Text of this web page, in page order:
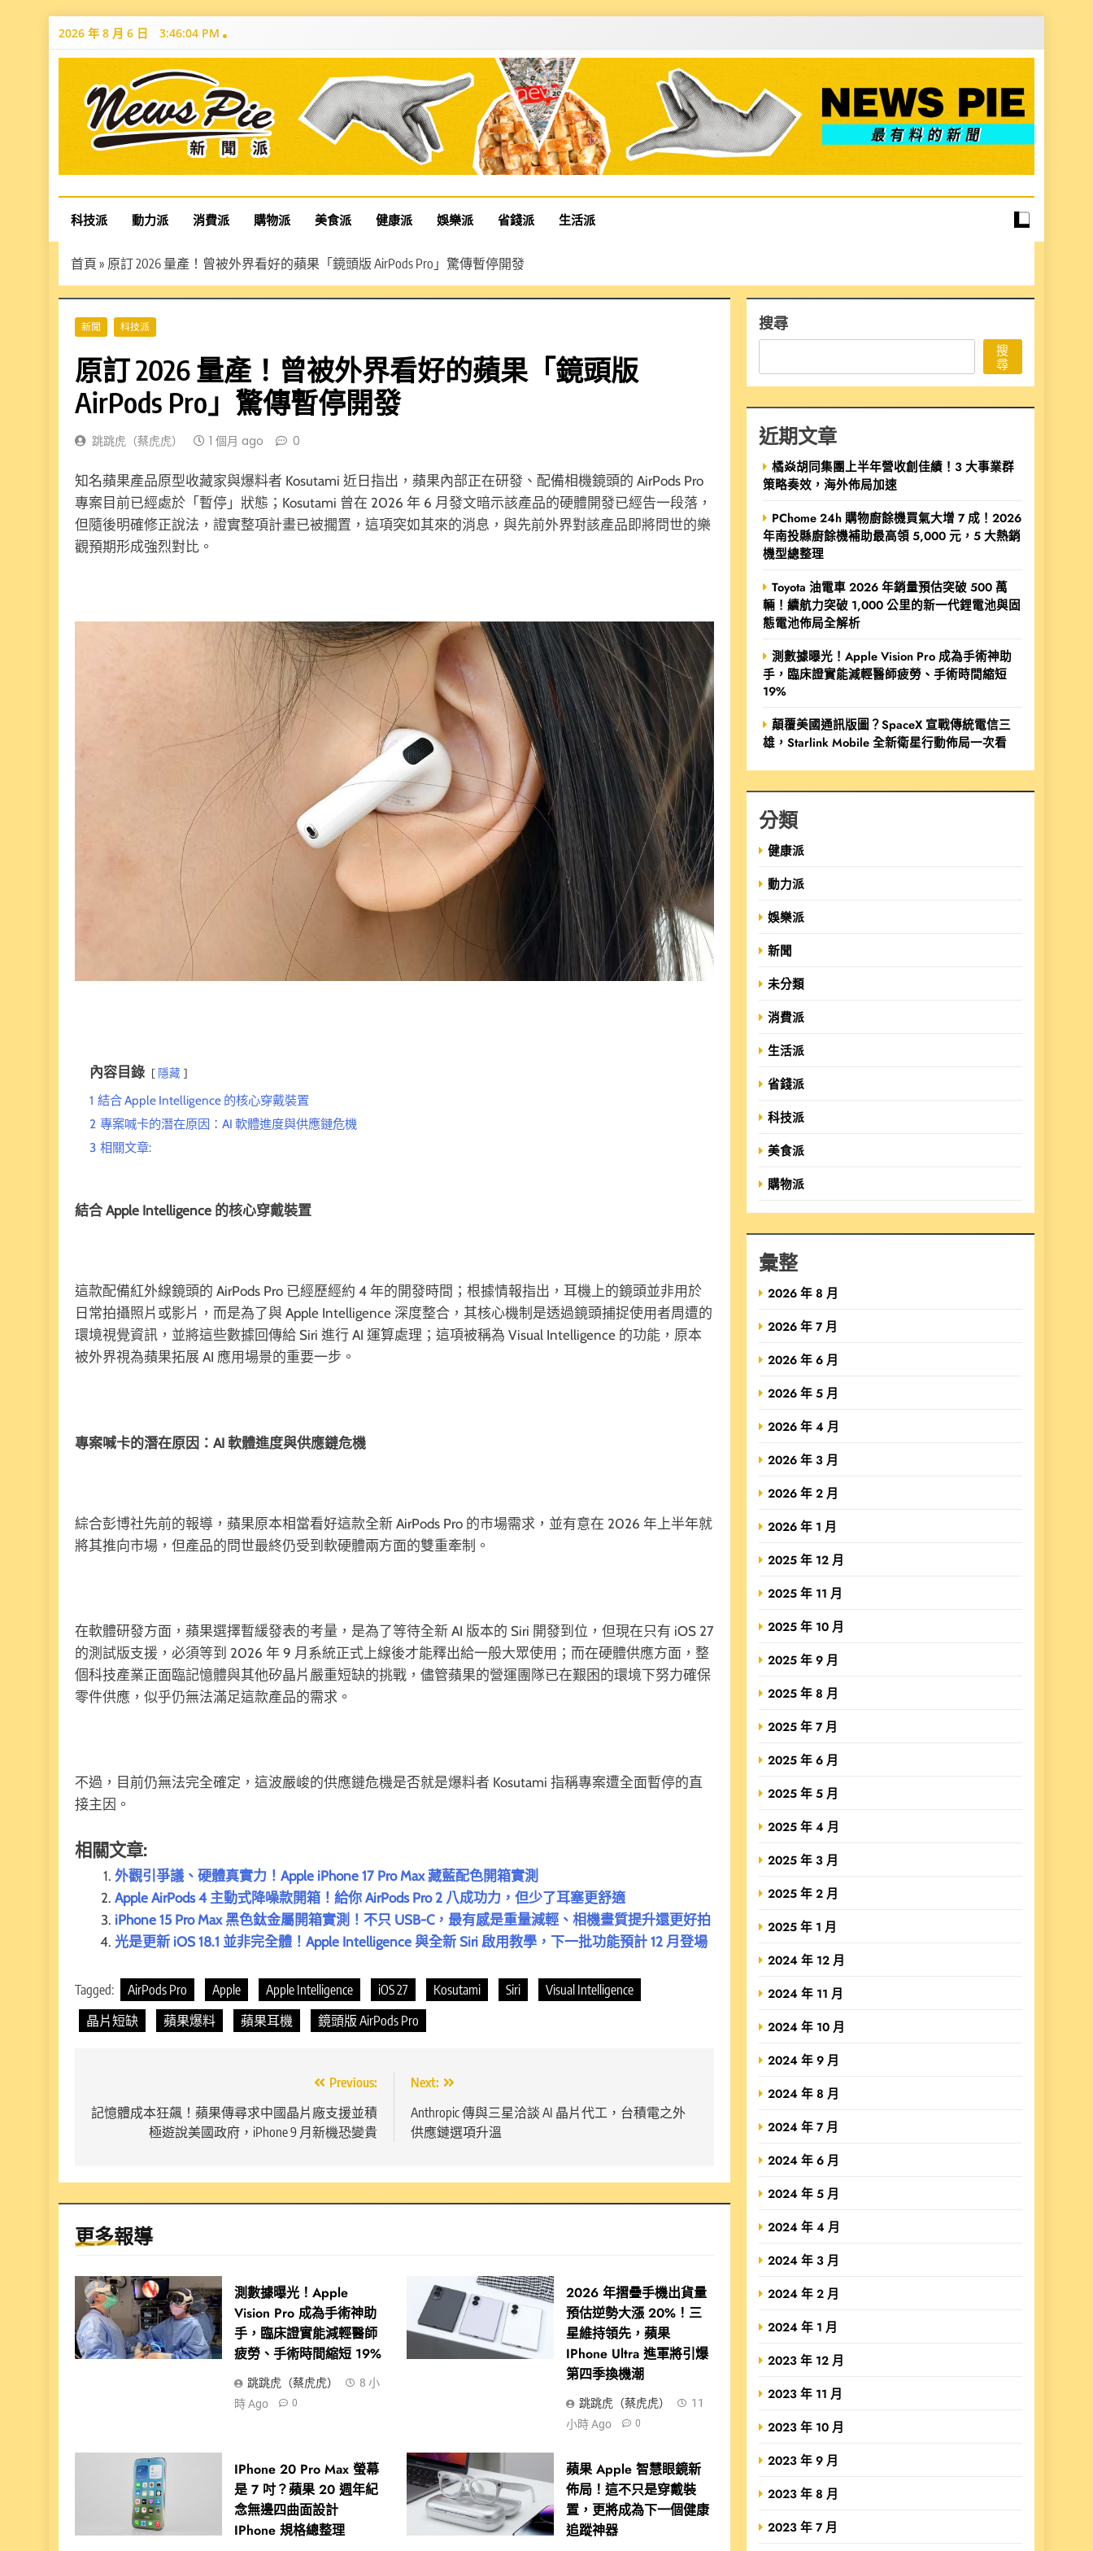
Skip
2026 年 8 月 6 日 3:46:05 PM
News Pie
最有料的新聞
科技派 動力派 消費派 購物派 美食派 健康派 娛樂派 省錢派 生活派
首頁 » 原訂 2026 量產！曾被外界看好的蘋果「鏡頭版 AirPods Pro」驚傳暫停開發
新聞 科技派
原訂 2026 量產！曾被外界看好的蘋果「鏡頭版
AirPods Pro」驚傳暫停開發
跳跳虎（蔡虎虎） 1 個月 ago 0
知名蘋果產品原型收藏家與爆料者 Kosutami 近日指出，蘋果內部正在研發、配備相機鏡頭的 AirPods Pro
專案目前已經處於「暫停」狀態；Kosutami 曾在 2026 年 6 月發文暗示該產品的硬體開發已經告一段落，
但隨後明確修正說法，證實整項計畫已被擱置，這項突如其來的消息，與先前外界對該產品即將問世的樂
觀預期形成強烈對比。
內容目錄 隱藏
1 結合 Apple Intelligence 的核心穿戴裝置
2 專案喊卡的潛在原因：AI 軟體進度與供應鏈危機
3 相關文章:
結合 Apple Intelligence 的核心穿戴裝置
這款配備紅外線鏡頭的 AirPods Pro 已經歷經約 4 年的開發時間；根據情報指出，耳機上的鏡頭並非用於
日常拍攝照片或影片，而是為了與 Apple Intelligence 深度整合，其核心機制是透過鏡頭捕捉使用者周遭的
環境視覺資訊，並將這些數據回傳給 Siri 進行 AI 運算處理；這項被稱為 Visual Intelligence 的功能，原本
被外界視為蘋果拓展 AI 應用場景的重要一步。
專案喊卡的潛在原因：AI 軟體進度與供應鏈危機
綜合彭博社先前的報導，蘋果原本相當看好這款全新 AirPods Pro 的市場需求，並有意在 2026 年上半年就
將其推向市場，但產品的問世最終仍受到軟硬體兩方面的雙重牽制。
在軟體研發方面，蘋果選擇暫緩發表的考量，是為了等待全新 AI 版本的 Siri 開發到位，但現在只有 iOS 27
的測試版支援，必須等到 2026 年 9 月系統正式上線後才能釋出給一般大眾使用；而在硬體供應方面，整
個科技產業正面臨記憶體與其他矽晶片嚴重短缺的挑戰，儘管蘋果的營運團隊已在艱困的環境下努力確保
零件供應，似乎仍無法滿足這款產品的需求。
不過，目前仍無法完全確定，這波嚴峻的供應鏈危機是否就是爆料者 Kosutami 指稱專案遭全面暫停的直
接主因。
相關文章:
外觀引爭議、硬體真實力！Apple iPhone 17 Pro Max 藏藍配色開箱實測
Apple AirPods 4 主動式降噪款開箱！給你 AirPods Pro 2 八成功力，但少了耳塞更舒適
iPhone 15 Pro Max 黑色鈦金屬開箱實測！不只 USB-C，最有感是重量減輕、相機畫質提升還更好拍
光是更新 iOS 18.1 並非完全體！Apple Intelligence 與全新 Siri 啟用教學，下一批功能預計 12 月登場
Tagged: AirPods Pro Apple Apple Intelligence iOS 27 Kosutami Siri
Visual Intelligence
晶片短缺
蘋果爆料 蘋果耳機 鏡頭版 AirPods Pro
章
Previous:
記憶體成本狂飆！蘋果傳尋求中國晶片廠支援並積
極遊說美國政府，iPhone 9 月新機恐變貴
Next:
Anthropic 傳與三星洽談 AI 晶片代工，台積電之外
供應鏈選項升溫
更多報導
測數據曝光！Apple
Vision Pro 成為手術神助
手，臨床證實能減輕醫師
疲勞、手術時間縮短 19%
跳跳虎（蔡虎虎）
8 小
時 Ago
0
2026 年摺疊手機出貨量
預估逆勢大漲 20%！三
星維持領先，蘋果
IPhone Ultra 進軍將引爆
第四季換機潮
跳跳虎（蔡虎虎）
11
小時 Ago
0
IPhone 20 Pro Max 螢幕
是 7 吋？蘋果 20 週年紀
念無邊四曲面設計
IPhone 規格總整理
蘋果 Apple 智慧眼鏡新
佈局！這不只是穿戴裝
置，更將成為下一個健康
追蹤神器
搜尋
搜
尋
近期文章
橘焱胡同集團上半年營收創佳績！3 大事業群
策略奏效，海外佈局加速
PChome 24h 購物廚餘機買氣大增 7 成！2026
年南投縣廚餘機補助最高領 5,000 元，5 大熱銷
機型總整理
Toyota 油電車 2026 年銷量預估突破 500 萬
輛！續航力突破 1,000 公里的新一代鋰電池與固
態電池佈局全解析
測數據曝光！Apple Vision Pro 成為手術神助
手，臨床證實能減輕醫師疲勞、手術時間縮短
19%
顛覆美國通訊版圖？SpaceX 宣戰傳統電信三
雄，Starlink Mobile 全新衛星行動佈局一次看
分類
健康派
動力派
娛樂派
新聞
未分類
消費派
生活派
省錢派
科技派
美食派
購物派
彙整
2026 年 8 月
2026 年 7 月
2026 年 6 月
2026 年 5 月
2026 年 4 月
2026 年 3 月
2026 年 2 月
2026 年 1 月
2025 年 12 月
2025 年 11 月
2025 年 10 月
2025 年 9 月
2025 年 8 月
2025 年 7 月
2025 年 6 月
2025 年 5 月
2025 年 4 月
2025 年 3 月
2025 年 2 月
2025 年 1 月
2024 年 12 月
2024 年 11 月
2024 年 10 月
2024 年 9 月
2024 年 8 月
2024 年 7 月
2024 年 6 月
2024 年 5 月
2024 年 4 月
2024 年 3 月
2024 年 2 月
2024 年 1 月
2023 年 12 月
2023 年 11 月
2023 年 10 月
2023 年 9 月
2023 年 8 月
2023 年 7 月